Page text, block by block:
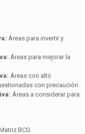
Áreas para invertir y
Áreas para mejorar la
Áreas con alto
con precaución.
Áreas a considerar para
BCG.